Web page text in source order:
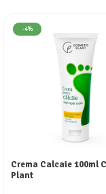
-4%
Crema Calcaie 100ml
Plant